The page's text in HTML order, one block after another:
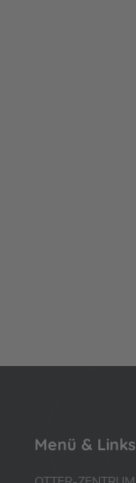
Menü & Links